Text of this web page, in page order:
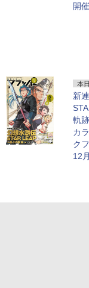
開
本
新
軌
カ
ク
12